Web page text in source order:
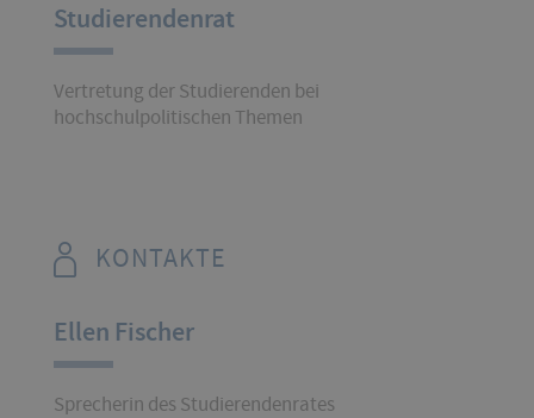
Studierendenrat
Vertretung der Studierenden bei
hochschulpolitischen Themen
KONTAKTE
Ellen Fischer
Sprecherin des Studierendenrates